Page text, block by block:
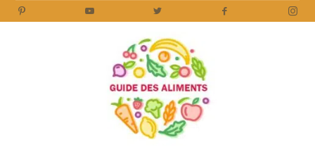
Aliments